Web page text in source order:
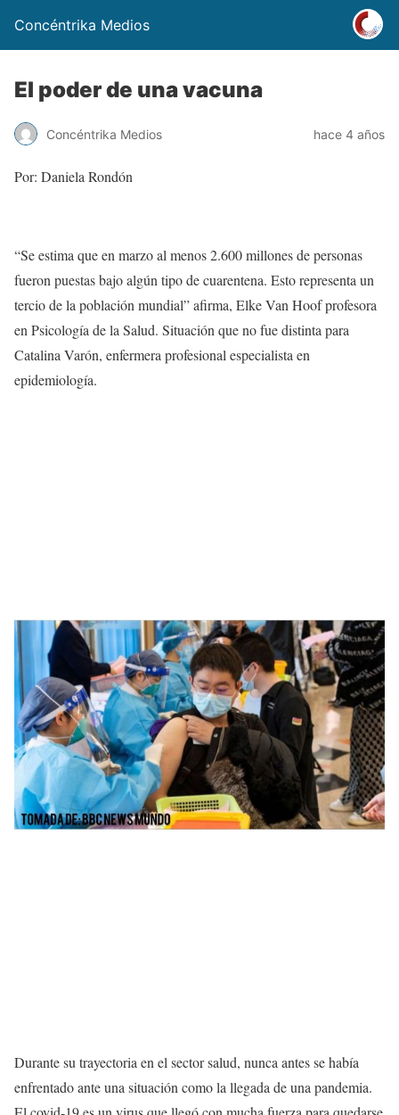
Concéntrika Medios
El poder de una vacuna
Concéntrika Medios hace 4 años
Por: Daniela Rondón
“Se estima que en marzo al menos 2.600 millones de personas
fueron puestas bajo algún tipo de cuarentena. Esto representa un
tercio de la población mundial” afirma, Elke Van Hoof profesora
en Psicología de la Salud. Situación que no fue distinta para
Catalina Varón, enfermera profesional especialista en
epidemiología.
Durante su trayectoria en el sector salud, nunca antes se había
enfrentado ante una situación como la llegada de una pandemia.